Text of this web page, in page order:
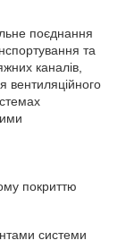
поєднання
та
каналів,
вентиляційного
покриттю
системи